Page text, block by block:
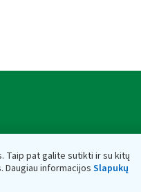
Taip pat galite sutikti ir su kitų
informacijos Slapukų